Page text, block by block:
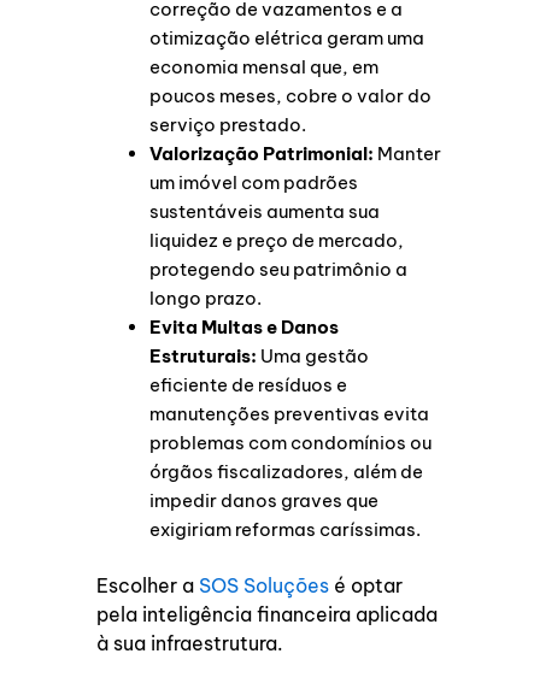
correção de vazamentos e a
otimização elétrica geram uma
economia mensal que, em
poucos meses, cobre o valor do
serviço prestado.
Valorização Patrimonial: Manter
um imóvel com padrões
sustentáveis aumenta sua
liquidez e preço de mercado,
protegendo seu patrimônio a
longo prazo.
Evita Multas e Danos
Estruturais: Uma gestão
eficiente de resíduos e
manutenções preventivas evita
problemas com condomínios ou
órgãos fiscalizadores, além de
impedir danos graves que
exigiriam reformas caríssimas.
Escolher a SOS Soluções é optar
pela inteligência financeira aplicada
à sua infraestrutura.